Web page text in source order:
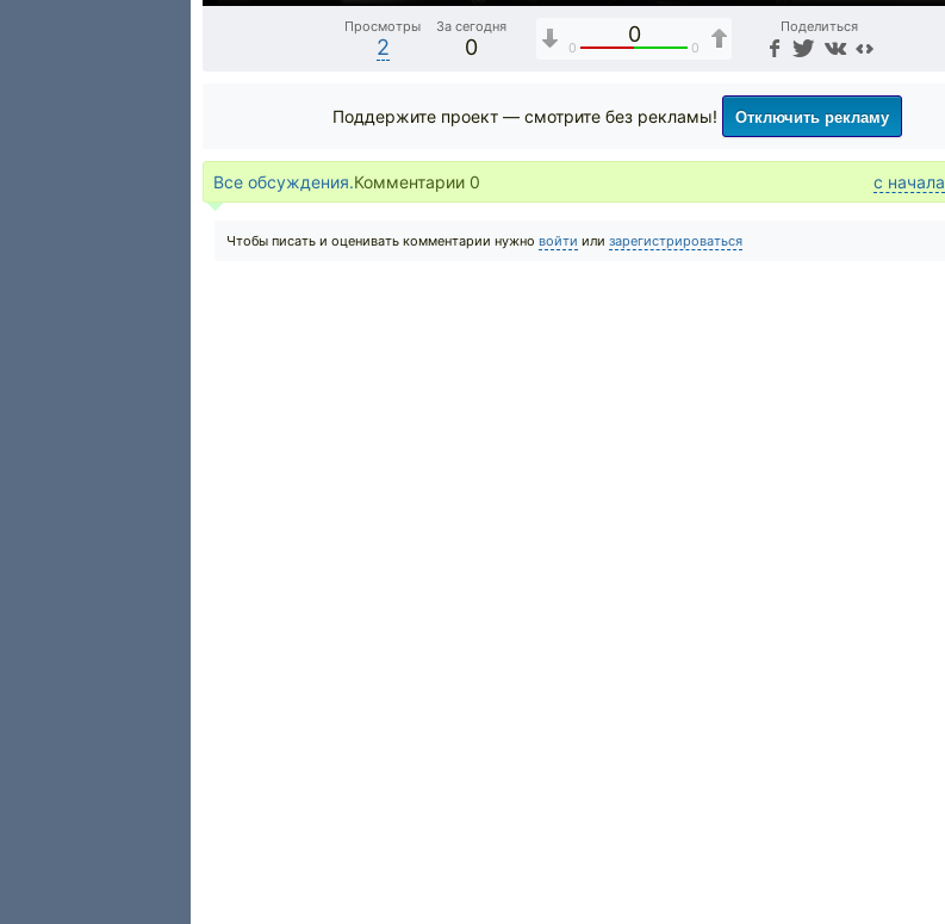
Просмотры
2
За сегодня
0
0
0 0
Поделиться
Поддержите проект — смотрите без рекламы! Отключить рекламу
Все обсуждения.Комментарии 0 с начала
Чтобы писать и оценивать комментарии нужно войти или зарегистрироваться